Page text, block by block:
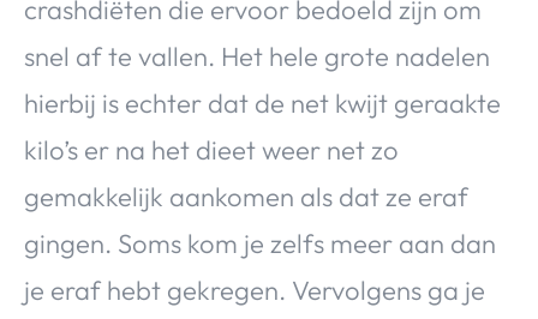
crashdiëten die ervoor bedoeld zijn om
snel af te vallen. Het hele grote nadelen
hierbij is echter dat de net kwijt geraakte
kilo’s er na het dieet weer net zo
gemakkelijk aankomen als dat ze eraf
gingen. Soms kom je zelfs meer aan dan
je eraf hebt gekregen. Vervolgens ga je